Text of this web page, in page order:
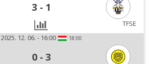
3 - 1
TFSE
2025. 12. 06. - 16:00
18:00
0 - 3